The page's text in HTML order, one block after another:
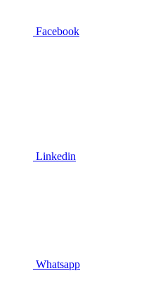
Facebook
Linkedin
Whatsapp